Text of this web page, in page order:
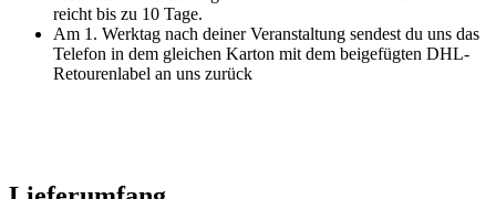
reicht bis zu 10 Tage.
Am 1. Werktag nach deiner Veranstaltung sendest du uns das
Telefon in dem gleichen Karton mit dem beigefügten DHL-
Retourenlabel an uns zurück